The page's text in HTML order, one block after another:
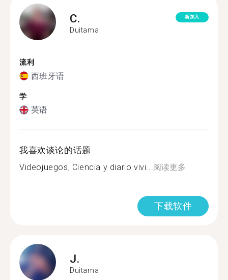
C.
Duitama
新加入
流利
西班牙语
学
英语
我喜欢谈论的话题
Videojuegos, Ciencia y diario vivi...阅读更多
下载软件
J.
Duitama